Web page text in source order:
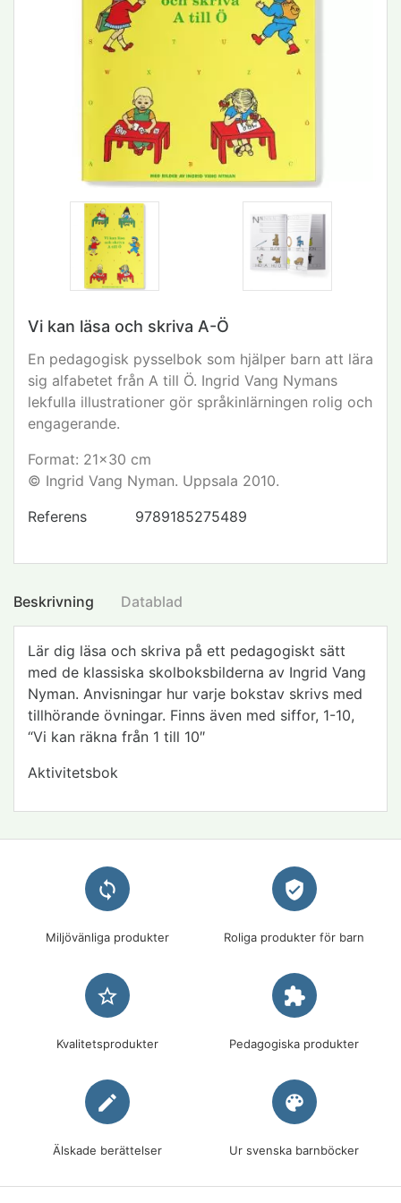
Vi kan läsa och skriva A-Ö
En pedagogisk pysselbok som hjälper barn att lära
sig alfabetet från A till Ö. Ingrid Vang Nymans
lekfulla illustrationer gör språkinlärningen rolig och
engagerande.
Format: 21x30 cm
© Ingrid Vang Nyman. Uppsala 2010.
Referens
9789185275489
Beskrivning Datablad
Lär dig läsa och skriva på ett pedagogiskt sätt
med de klassiska skolboksbilderna av Ingrid Vang
Nyman. Anvisningar hur varje bokstav skrivs med
tillhörande övningar. Finns även med siffor, 1-10,
“Vi kan räkna från 1 till 10″
Aktivitetsbok
loop
Miljövänliga produkter
verified_user
Roliga produkter för barn
star_border
Kvalitetsprodukter
extension
Pedagogiska produkter
edit
Älskade berättelser
palette
Ur svenska barnböcker